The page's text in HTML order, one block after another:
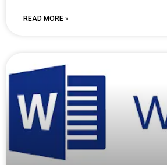
READ MORE »